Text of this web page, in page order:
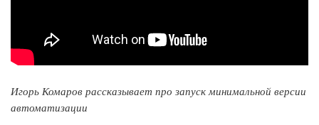
Игорь Комаров рассказывает про запуск минимальной версии
автоматизации